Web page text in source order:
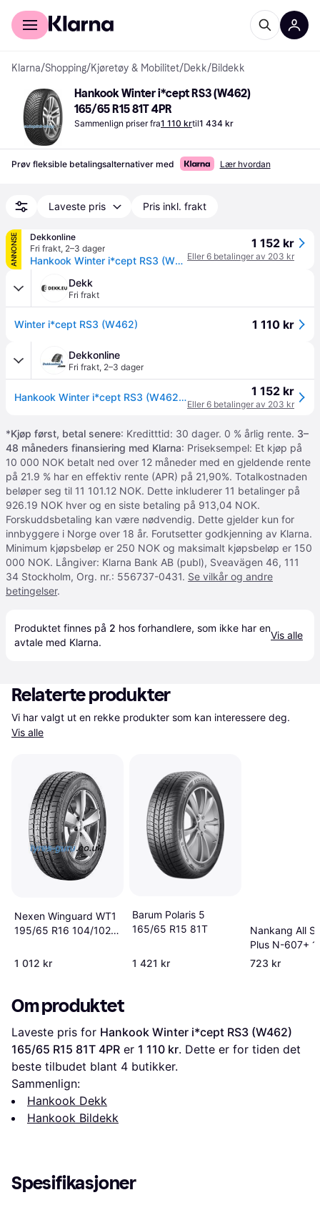
For kunder
Klarna/Shopping/Kjøretøy & Mobilitet/Dekk/Bildekk
Hankook Winter i*cept RS3 (W462)
165/65 R15 81T 4PR
Sammenlign priser fra1 110 krtil1 434 kr
Prøv fleksible betalingsalternativer med Lær hvordan
Laveste pris Pris inkl. frakt
ANNONSE
Dekkonline
Fri frakt, 2–3 dager
Hankook Winter i*cept RS3 (W462) ( 165/65 R15 81T 4PR SBL )
1 152 kr
Eller 6 betalinger av 203 kr
Dekk
Fri frakt
Winter i*cept RS3 (W462) 1 110 kr
Dekkonline
Fri frakt, 2–3 dager
Hankook Winter i*cept RS3 (W462) ( 165/65 R15 81T 4PR SBL ) 1 152 kr
Eller 6 betalinger av 203 kr
*Kjøp først, betal senere: Kreditttid: 30 dager. 0 % årlig rente. 3–
48 måneders finansiering med Klarna: Priseksempel: Et kjøp på
10 000 NOK betalt ned over 12 måneder med en gjeldende rente
på 21.9 % har en effektiv rente (APR) på 21,90%. Totalkostnaden
beløper seg til 11 101.12 NOK. Dette inkluderer 11 betalinger på
926.19 NOK hver og en siste betaling på 913,04 NOK.
Forskuddsbetaling kan være nødvendig. Dette gjelder kun for
innbyggere i Norge over 18 år. Forutsetter godkjenning av Klarna.
Minimum kjøpsbeløp er 250 NOK og maksimalt kjøpsbeløp er 150
000 NOK. Långiver: Klarna Bank AB (publ), Sveavägen 46, 111
34 Stockholm, Org. nr.: 556737-0431. Se vilkår og andre
betingelser.
Produktet finnes på 2 hos forhandlere, som ikke har en
avtale med Klarna.
Vis alle
Relaterte produkter
Vis alle
Nexen Winguard WT1
195/65 R16 104/102T
1 012 kr
Barum Polaris 5
165/65 R15 81T
1 421 kr
Nankang All
Plus N-607+
R15 77H
723 kr
Om produktet
Laveste pris for Hankook Winter i*cept RS3 (W462)
165/65 R15 81T 4PR er 1 110 kr. Dette er for tiden det
beste tilbudet blant 4 butikker.
Sammenlign:
Hankook Dekk
Hankook Bildekk
Spesifikasjoner